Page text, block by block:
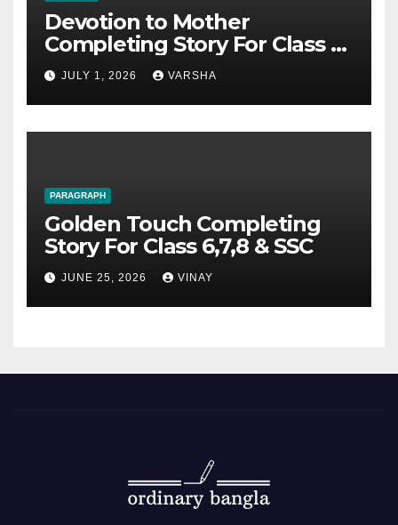
Devotion to Mother
Completing Story For Class 6,
7, 8, 9, SSC
JULY 1, 2026 VARSHA
PARAGRAPH
Golden Touch Completing
Story For Class 6,7,8 & SSC
JUNE 25, 2026 VINAY